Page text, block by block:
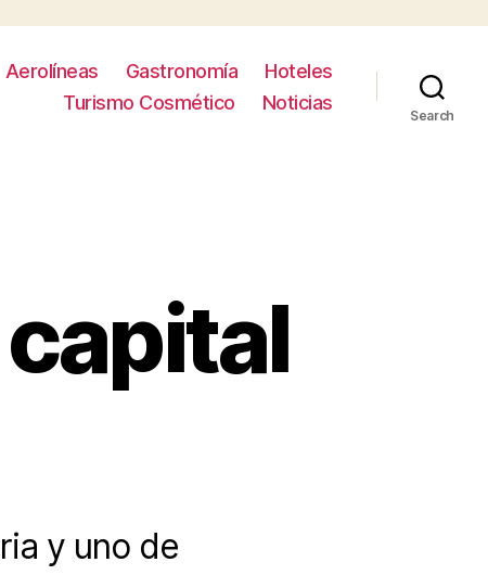
Aerolíneas Gastronomía
Hoteles
Turismo Cosmético
Noticias
Search
capital
y uno de